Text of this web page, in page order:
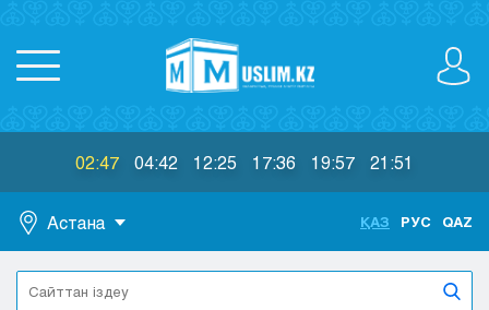
02:47 04:42 12:25 17:36 19:57 21:51
Астана
Астана
Алматы
ҚАЗ РУС QAZ